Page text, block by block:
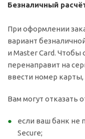
Безналичный
При оформлении
вариант
и Master Card. Чтобы
перенаправит на
ввести номер
Вам могут отказать
если ваш банк не
Secure;